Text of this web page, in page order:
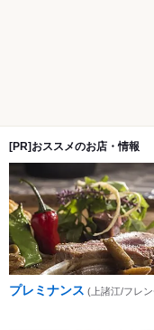
[PR]おススメのお店・情報
プレミナンス (上諸江/フレ